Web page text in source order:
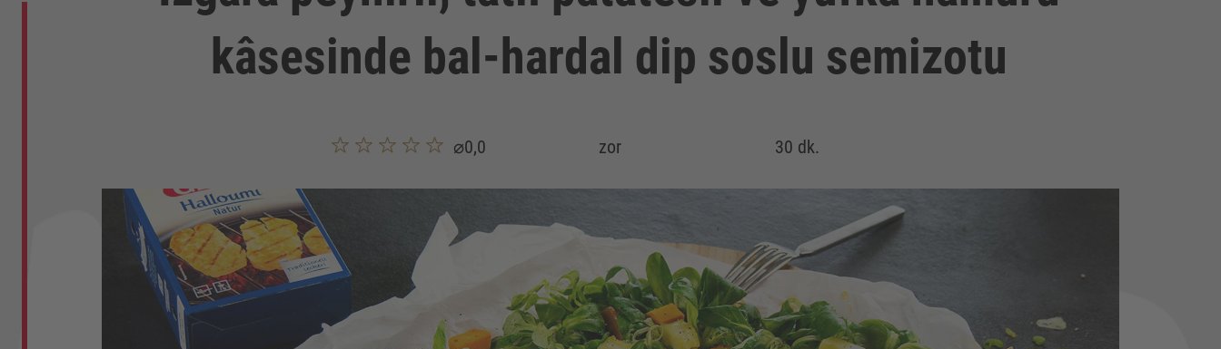
kâsesinde bal-hardal dip soslu semizotu
⌀0,0 zor 30 dk.